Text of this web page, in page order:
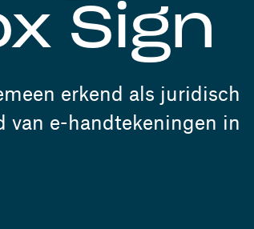
Sign
erkend als juridisch
van e-handtekeningen in